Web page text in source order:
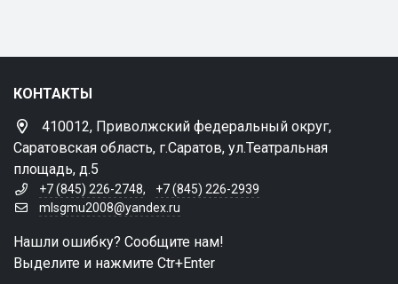
КОНТАКТЫ
410012, Приволжский федеральный округ,
Саратовская область, г.Саратов, ул.Театральная
площадь, д.5
+7 (845) 226-2748,
+7 (845) 226-2939
mlsgmu2008@yandex.ru
Нашли ошибку? Сообщите нам!
Выделите и нажмите Ctr+Enter